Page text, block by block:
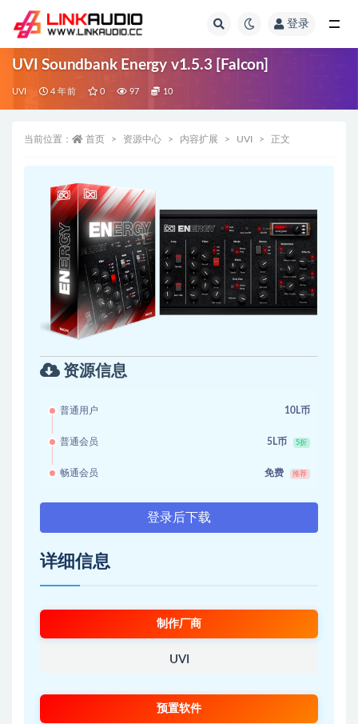
登录
UVI Soundbank Energy v1.5.3 [Falcon]
UVI 4 年前 0 97 10
当前位置： 首页 资源中心 内容扩展 UVI 正文
资源信息
普通用户 10L币
普通会员 5L币 5折
畅通会员 免费 推荐
登录后下载
详细信息
制作厂商
UVI
预置软件